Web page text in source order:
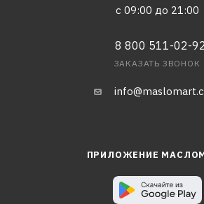
с 09:00 до 21:00
8 800 511-02-92
ЗАКАЗАТЬ ЗВОНОК
ПРИЛОЖЕНИЕ